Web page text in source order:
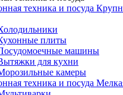
плиты
машины
для кухни
камеры